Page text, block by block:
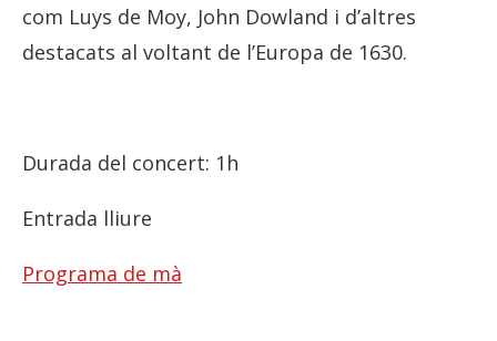
com Luys de Moy, John Dowland i d’altres
destacats al voltant de l’Europa de 1630.
Durada del concert: 1h
Entrada lliure
Programa de mà